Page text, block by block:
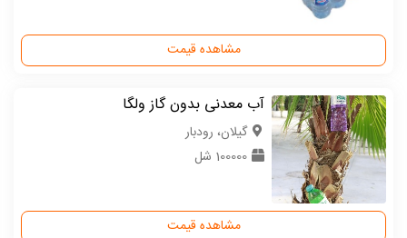
مشاهده قیمت
آب معدنی بدون گاز ولگا
گیلان، رودبار
100000 شل
مشاهده قیمت